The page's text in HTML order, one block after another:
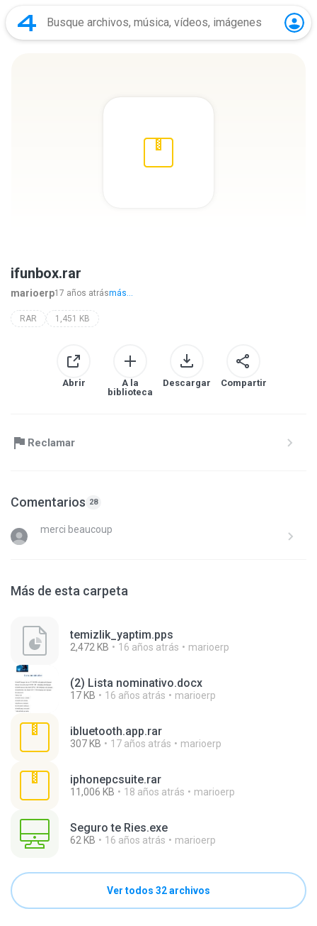
ifunbox.rar
marioerp17 años atrásmás...
RAR 1,451 KB
Abrir
A la
biblioteca
Descargar Compartir
Reclamar
Comentarios 28
merci beaucoup
Más de esta carpeta
temizlik_yaptim.pps
2,472 KB 16 años atrás marioerp
(2) Lista nominativo.docx
17 KB 16 años atrás marioerp
ibluetooth.app.rar
307 KB 17 años atrás marioerp
iphonepcsuite.rar
11,006 KB 18 años atrás marioerp
Seguro te Ries.exe
62 KB 16 años atrás marioerp
Ver todos 32 archivos